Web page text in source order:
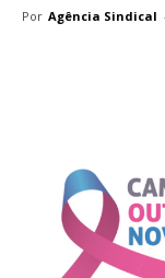
Por Agência Sindical